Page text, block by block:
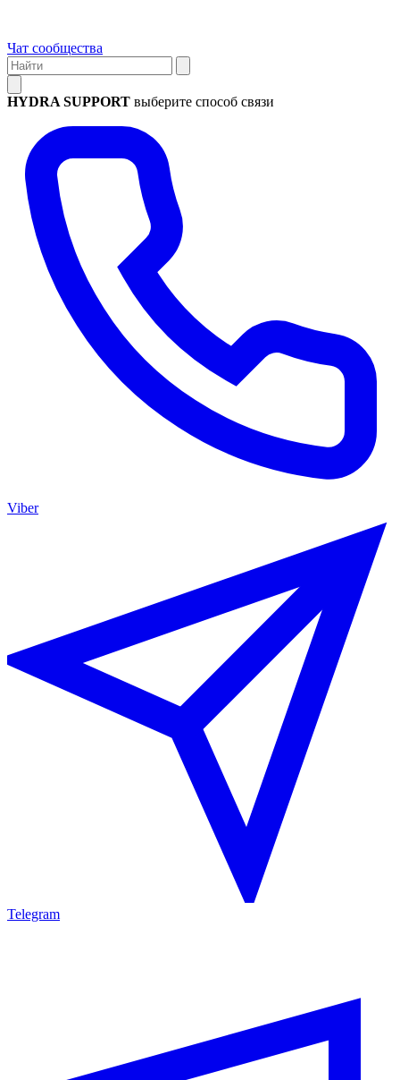
Чат сообщества
HYDRA SUPPORT выберите способ связи
Viber
Telegram